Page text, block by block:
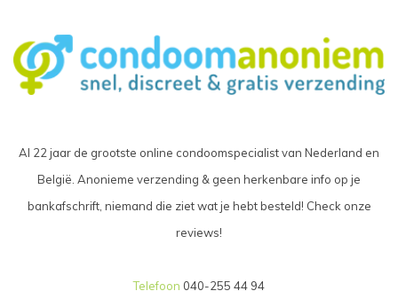
Al 22 jaar de grootste online condoomspecialist van Nederland en
België. Anonieme verzending & geen herkenbare info op je
bankafschrift, niemand die ziet wat je hebt besteld! Check onze
reviews!
Telefoon 040-255 44 94